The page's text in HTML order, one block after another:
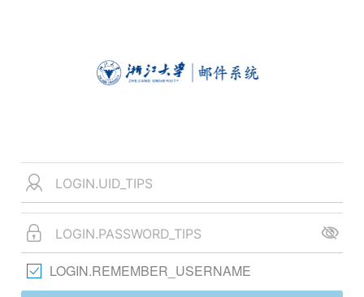
LOGIN.REMEMBER_USERNAME